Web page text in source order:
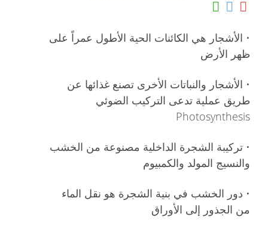
• الأشجار هي الكائنات الحية الأطول عمراً على
ظهر الأرض
• الأشجار والنباتات الأخرى تصنع غذائها عن
طريق عملية تدعى التركيب الضوئي
Photosynthesis
• تركيبة الشجرة الداخلية مصنوعة من الخشب
والنسيج المولد والكمبيوم
• دور الخشب في بنية الشجرة هو نقل الماء
من الجذور إلى الأوراق